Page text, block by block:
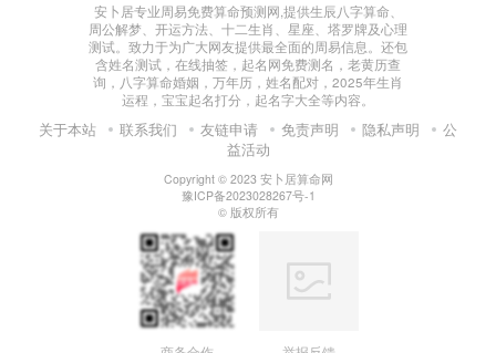
安卜居专业周易免费算命预测网,提供生辰八字算命、
周公解梦、开运方法、十二生肖、星座、塔罗牌及心理
测试。致力于为广大网友提供最全面的周易信息。还包
含姓名测试，在线抽签，起名网免费测名，老黄历查
询，八字算命婚姻，万年历，姓名配对，2025年生肖
运程，宝宝起名打分，起名字大全等内容。
关于本站 联系我们 友链申请 免责声明 隐私声明
公
益活动
Copyright © 2023 安卜居算命网
豫ICP备2023028267号-1
© 版权所有